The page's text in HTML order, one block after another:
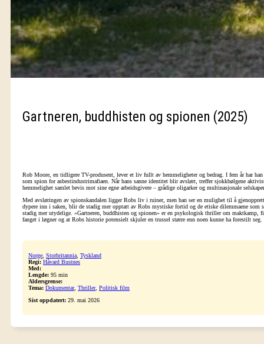
Gartneren, buddhisten og spionen (2025)
Rob Moore, en tidligere TV-produsent, lever et liv fullt av hemmeligheter og bedrag. I fem år har
som spion for asbestindustrimafiaen. Når hans sanne identitet blir avslørt, treffer sjokkbølgene
hemmelighet samlet bevis mot sine egne arbeidsgivere – grådige oligarker og multinasjonale
Med avsløringen av spionskandalen ligger Robs liv i ruiner, men han ser en mulighet til å
dypere inn i saken, blir de stadig mer opptatt av Robs mystiske fortid og de etiske dilemmaene
stadig mer utydelige. «Gartneren, buddhisten og spionen» er en psykologisk thriller om maktkamp,
fanget i løgner og at Robs historie potensielt skjuler en trussel større enn noen kunne ha forestilt seg.
Norge Storbritannia Tyskland
Regi: Håvard Bustnes
Med:
Lengde: 95 min
Aldersgrense:
Tema: Dokumentar, Thriller, Politisk film
Sist oppdatert: 29. mai 2026